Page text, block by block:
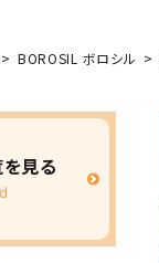
BOROSIL ボロシル
見る